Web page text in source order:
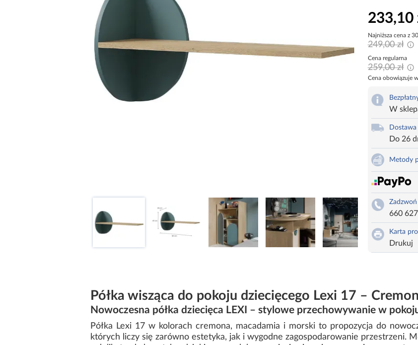
233,10
Najniższa cena z
249,00 zł
Cena regularna
259,00 zł
Cena obowiązuje
W
Dostawa
Do 26
Metody
660
Karta
Drukuj
Półka wisząca do pokoju dziecięcego Lexi 17 –
Nowoczesna półka dziecięca LEXI – stylowe przechowywanie w
Półka Lexi 17 w kolorach cremona, macadamia i morski to propozycja do
których liczy się zarówno estetyka, jak i wygodne zagospodarowanie przestrzeni.